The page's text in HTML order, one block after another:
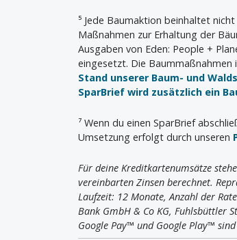
⁵ Jede Baumaktion beinhaltet
Maßnahmen zur Erhaltung der
Ausgaben von Eden: People +
eingesetzt. Die Baummaßnahmen
Stand unserer Baum- und
SparBrief wird zusätzlich ein
⁷ Wenn du einen SparBrief
Umsetzung erfolgt durch unseren
Für deine Kreditkartenumsätze
vereinbarten Zinsen berechnet.
Laufzeit: 12 Monate, Anzahl der
Bank GmbH & Co KG, Fuhlsbüttler
Google Pay™ und Google Play™